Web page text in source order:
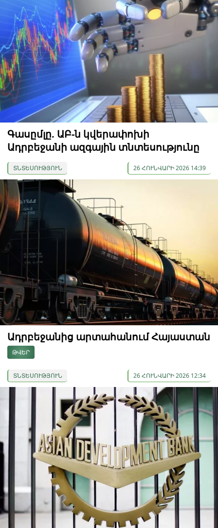
Գասըմլը. ԱԲ-ն կվերափոխի
Ադրբեջանի ազգային տնտեսությունը
ՏՆՏԵՍՈՒԹՅՈՒՆ 26 ՀՈՒՆՎԱՐԻ 2026 14:39
Ադրբեջանից արտահանում Հայաստան
ԹՎԵՐ
ՏՆՏԵՍՈՒԹՅՈՒՆ 26 ՀՈՒՆՎԱՐԻ 2026 12:34